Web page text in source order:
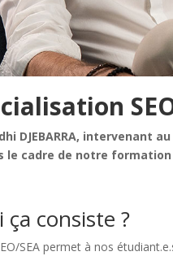
DJEBARRA, intervenant
le cadre de notre
ça consiste ?
SEA permet à nos